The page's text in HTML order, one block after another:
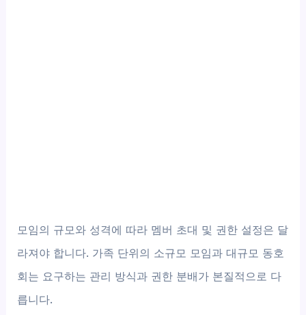
모임의 규모와 성격에 따라 멤버 초대 및 권한 설정은 달
라져야 합니다. 가족 단위의 소규모 모임과 대규모 동호
회는 요구하는 관리 방식과 권한 분배가 본질적으로 다
릅니다.